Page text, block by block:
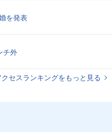
を発表
チ外
セスランキングをもっと見る